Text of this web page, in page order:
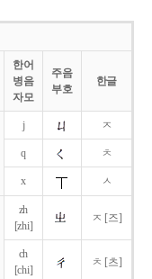
한어
병음
자모
주음
부호
한글
j ㅈ
q ㅊ
x ㅅ
zh
[zhi]
ㅈ [즈]
ch
[chi]
ㅊ [츠]